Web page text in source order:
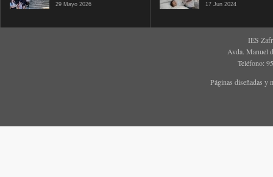
29 Mayo 2026 17 Jun 2024
IES
Avda. Manuel
Teléfono:
Páginas diseñadas y